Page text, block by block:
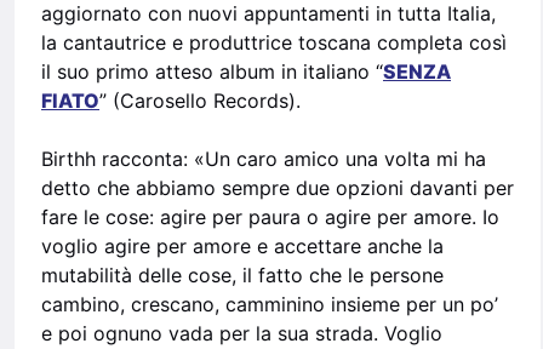
aggiornato con nuovi appuntamenti in tutta Italia,
la cantautrice e produttrice toscana completa così
il suo primo atteso album in italiano “SENZA
FIATO” (Carosello Records).
Birthh racconta: «Un caro amico una volta mi ha
detto che abbiamo sempre due opzioni davanti per
fare le cose: agire per paura o agire per amore. Io
voglio agire per amore e accettare anche la
mutabilità delle cose, il fatto che le persone
cambino, crescano, camminino insieme per un po’
e poi ognuno vada per la sua strada. Voglio